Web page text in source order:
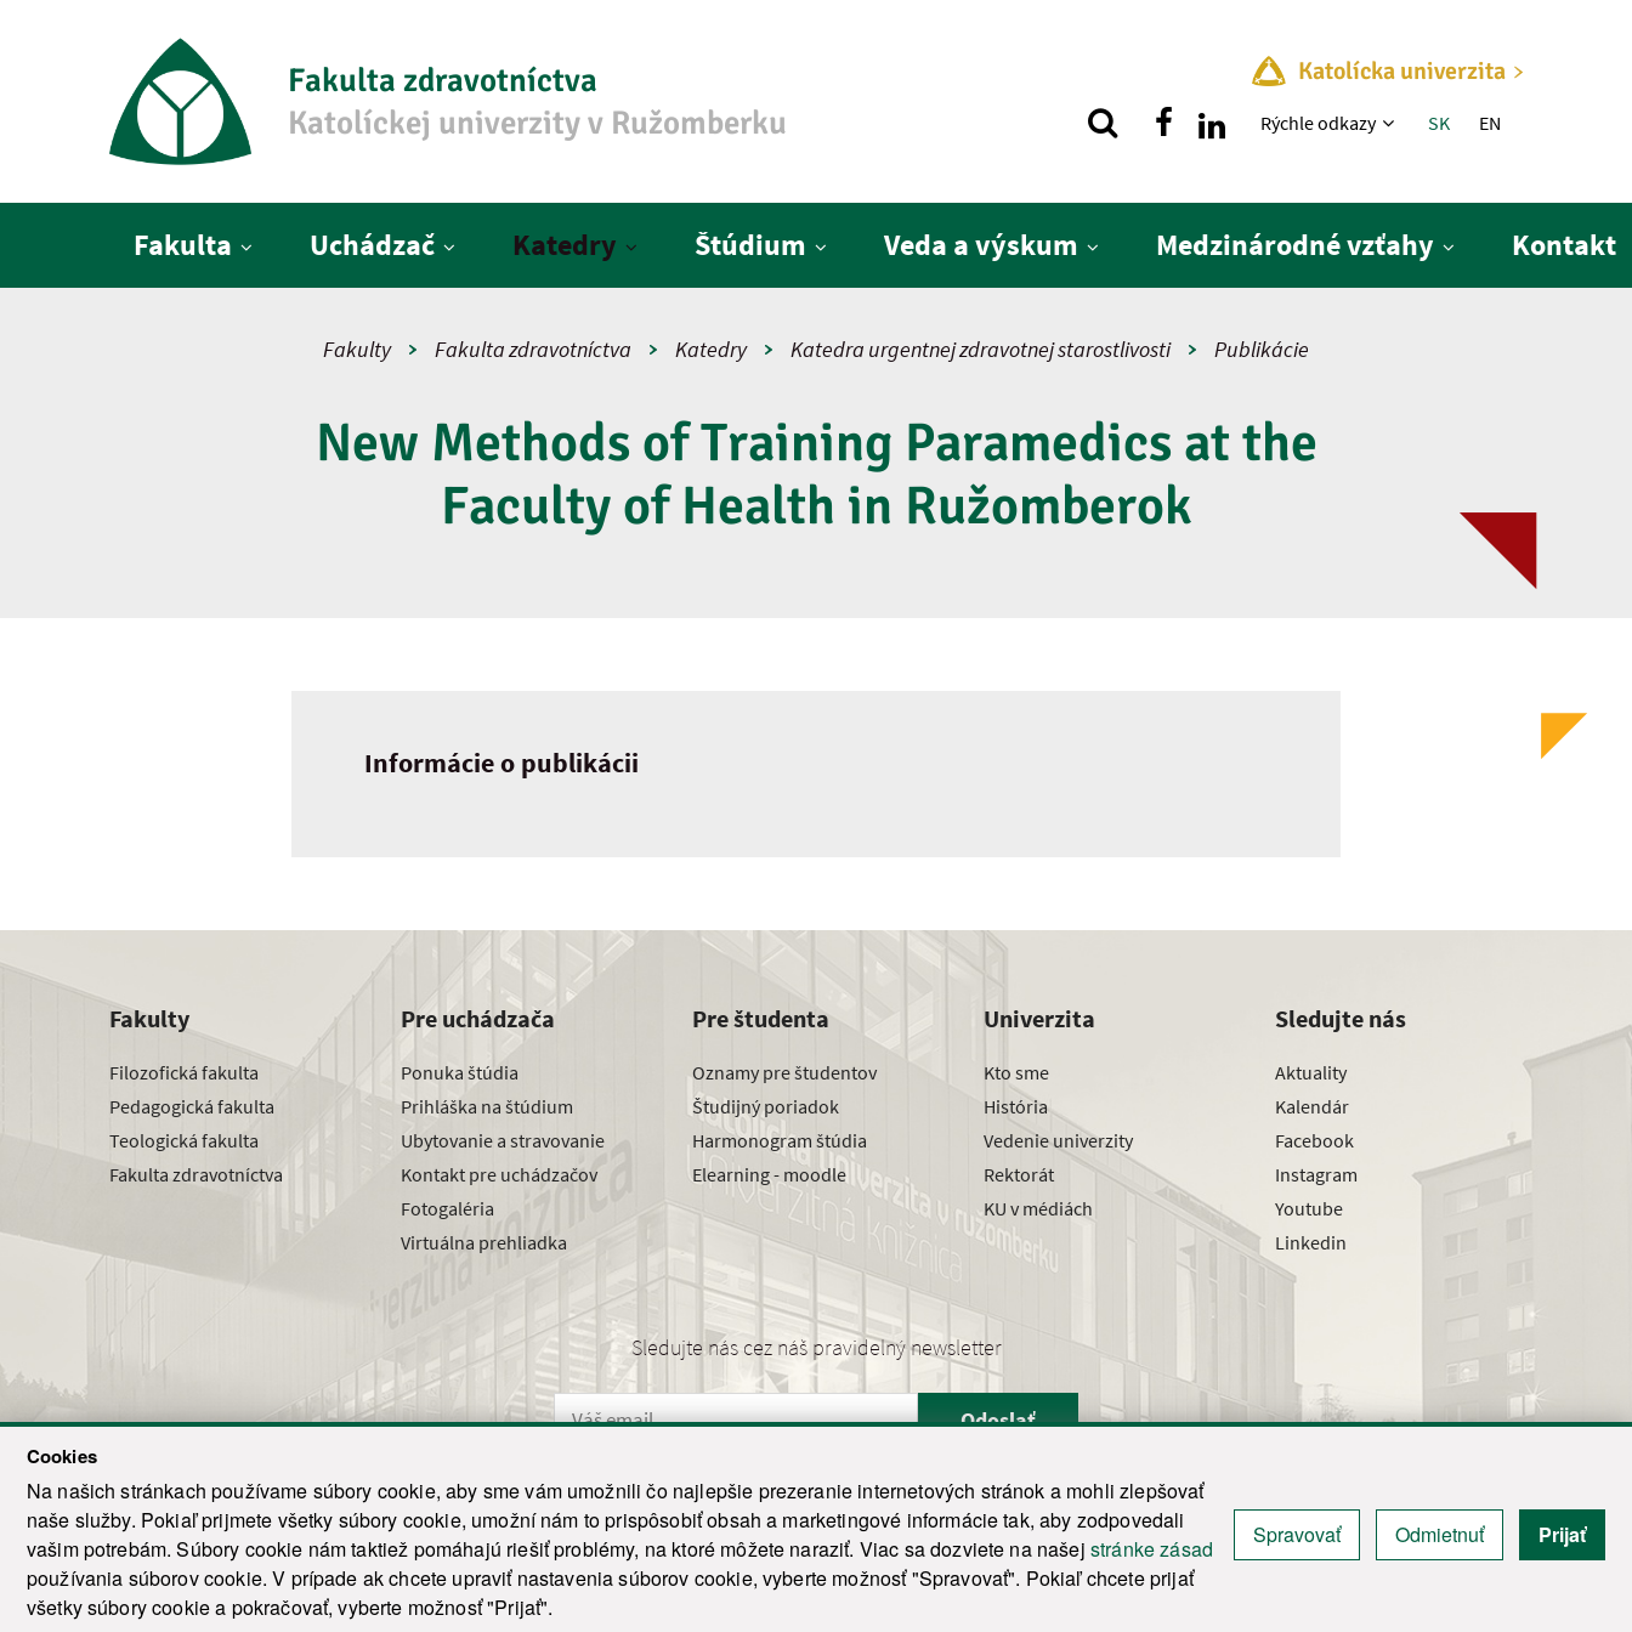
Cookies
Na našich stránkach používame súbory cookie, aby sme vám umožnili čo najlepšie prezeranie internetových stránok a mohli zlepšovať
naše služby. Pokiaľ prijmete všetky súbory cookie, umožní nám to prispôsobiť obsah a marketingové informácie tak, aby zodpovedali
vašim potrebám. Súbory cookie nám taktiež pomáhajú riešiť problémy, na ktoré môžete naraziť. Viac sa dozviete na našej stránke zásad
používania súborov cookie. V prípade ak chcete upraviť nastavenia súborov cookie, vyberte možnosť "Spravovať". Pokiaľ chcete prijať
všetky súbory cookie a pokračovať, vyberte možnosť "Prijať".
Spravovať Odmietnuť Prijať
Fakulta zdravotníctva
Katolíckej univerzity v Ružomberku
Katolícka univerzita
Rýchle menu
Rýchle odkazy SK EN
Fakulta Uchádzač Katedry Štúdium Veda a výskum Medzinárodné vzťahy Kontakt
Fakulty Fakulta zdravotníctva Katedry Katedra urgentnej zdravotnej starostlivosti Publikácie
New Methods of Training Paramedics at the
Faculty of Health in Ružomberok
Informácie o publikácii
Fakulty
Filozofická fakulta
Pedagogická fakulta
Teologická fakulta
Fakulta zdravotníctva
Pre uchádzača
Ponuka štúdia
Prihláška na štúdium
Ubytovanie a stravovanie
Kontakt pre uchádzačov
Fotogaléria
Virtuálna prehliadka
Pre študenta
Oznamy pre študentov
Študijný poriadok
Harmonogram štúdia
Elearning - moodle
Univerzita
Kto sme
História
Vedenie univerzity
Rektorát
KU v médiách
Sledujte nás
Aktuality
Kalendár
Facebook
Instagram
Youtube
Linkedin
Sledujte nás cez náš pravidelný newsletter
Odoslať
© 2021-2026 ku.sk. Všetky práva vyhradené. | Ochrana osobných údajov | Vyhlásenie o prístupnosti | Admin
This site is protected by reCAPTCHA and the Google Privacy Policy and Terms of Service
apply.
Tvorba stránky WebCreators.sk | Webhosting HostCreators